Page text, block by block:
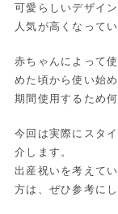
可愛らしいデザイ
人気が高くなってい
赤ちゃんによって
めた頃から使い始
期間使用するため
今回は実際にスタ
介します。
出産祝いを考えて
方は、ぜひ参考に